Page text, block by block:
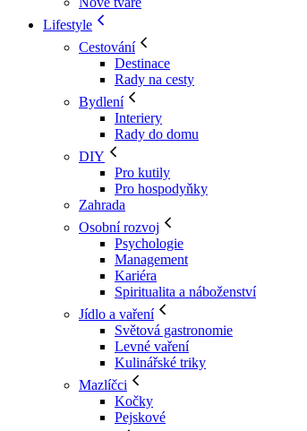
Lifestyle
Cestování
Destinace
Rady na cesty
Bydlení
Interiery
Rady do domu
DIY
Pro kutily
Pro hospodyňky
Zahrada
Osobní rozvoj
Psychologie
Management
Kariéra
Spiritualita a náboženství
Jídlo a vaření
Světová gastronomie
Levné vaření
Kulinářské triky
Mazlíčci
Kočky
Pejskové